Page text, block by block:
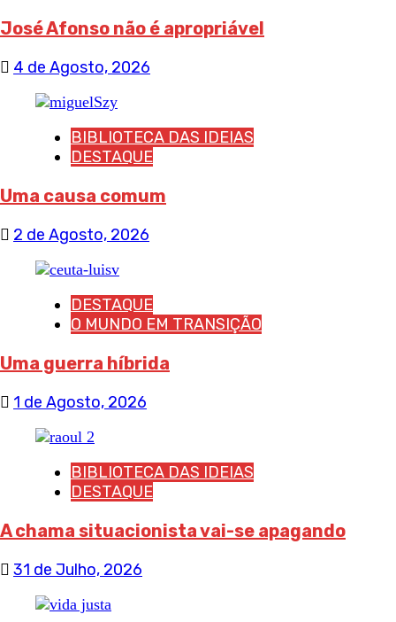
José Afonso não é apropriável
4 de Agosto, 2026
BIBLIOTECA DAS IDEIAS
DESTAQUE
Uma causa comum
2 de Agosto, 2026
DESTAQUE
O MUNDO EM TRANSIÇÃO
Uma guerra híbrida
1 de Agosto, 2026
BIBLIOTECA DAS IDEIAS
DESTAQUE
A chama situacionista vai-se apagando
31 de Julho, 2026